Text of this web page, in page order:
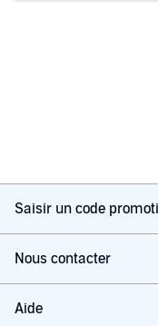
Saisir un code
Nous contacter
Aide